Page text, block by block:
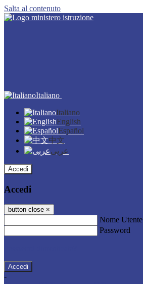
Salta al contenuto
Italiano
Italiano
English
Español
中文
عربى
Accedi
Accedi
button close ×
Nome Utente
Password
-